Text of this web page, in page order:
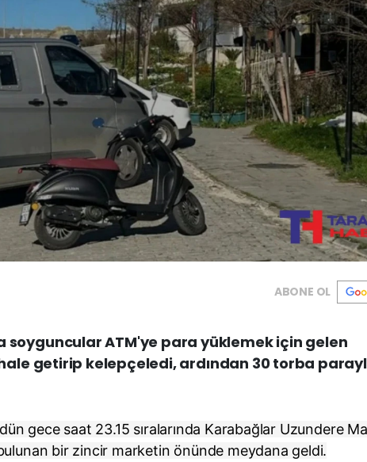
ABONE OL
soyguncular ATM'ye para yüklemek için gelen
getirip kelepçeledi, ardından 30 torba
gece saat 23.15 sıralarında Karabağlar Uzundere
bir zincir marketin önünde meydana geldi.